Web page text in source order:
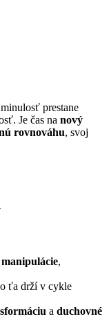
prestane
Je čas na nový
rovnováhu, svoj
manipulácie,
ťa drží v cykle
a duchovné